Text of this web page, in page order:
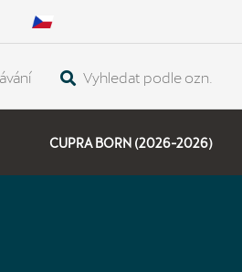
Vyhledat podle ozn.
CUPRA BORN (2026-2026)